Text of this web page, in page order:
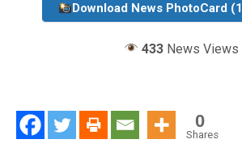
Download News PhotoCard
433 News Views
0
Shares